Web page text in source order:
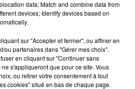
peur que la piste soit
avant de conclure
de rouler comme des
data; Match and combine data from
devices; Identify devices based on
sur "Accepter et fermer", ou affiner en
ou partenaires dans "Gérer mes choix".
en cliquant sur "Continuer sans
s'appliqueront que pour ce site. Vous
ou retirer votre consentement à tout
cookies" situé en bas de chaque page.